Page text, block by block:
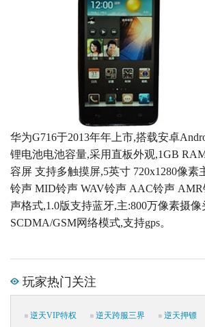
华为G716于2013年年上市,搭载安卓
锂电池电池容量,采用直板外观,1GB
容屏 支持多触摸屏,5英寸 720x1280像素
铃声 MID铃声 WAV铃声 AAC铃声
声格式,1.0版支持蓝牙,主:800万像素摄
SCDMA/GSM网络模式,支持gps。
玩家热门关注
逆天VIP特权 逆天跨服三界 逆天押镖